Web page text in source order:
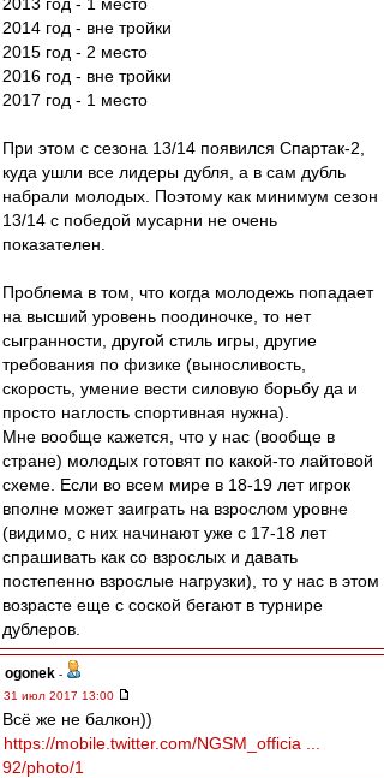
2014 год - вне тройки
2015 год - 2 место
2016 год - вне тройки
2017 год - 1 место
При этом с сезона 13/14 появился Спартак-2,
куда ушли все лидеры дубля, а в сам дубль
набрали молодых. Поэтому как минимум сезон
13/14 с победой мусарни не очень
показателен.
Проблема в том, что когда молодежь попадает
на высший уровень поодиночке, то нет
сыгранности, другой стиль игры, другие
требования по физике (выносливость,
скорость, умение вести силовую борьбу да и
просто наглость спортивная нужна).
Мне вообще кажется, что у нас (вообще в
стране) молодых готовят по какой-то лайтовой
схеме. Если во всем мире в 18-19 лет игрок
вполне может заиграть на взрослом уровне
(видимо, с них начинают уже с 17-18 лет
спрашивать как со взрослых и давать
постепенно взрослые нагрузки), то у нас в этом
возрасте еще с соской бегают в турнире
дублеров.
ogonek -
31 июл 2017 13:00
Всё же не балкон))
https://mobile.twitter.com/NGSM_officia ...
92/photo/1